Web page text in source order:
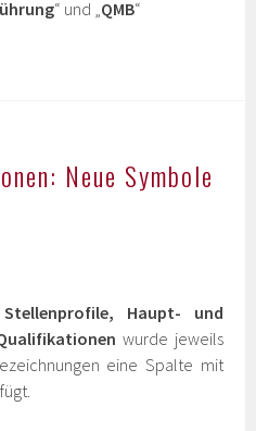
“ und „QMB“
Neue Symbole
Stellenprofile, Haupt- und
wurde jeweils
eine Spalte mit